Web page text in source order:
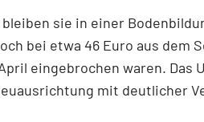
sie in einer
bei etwa 46 Euro aus dem
eingebrochen waren. Das
mit deutlicher